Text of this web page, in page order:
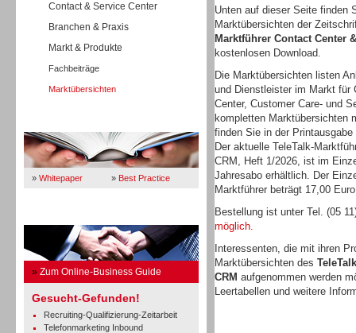
Contact & Service Center
Branchen & Praxis
Markt & Produkte
Fachbeiträge
Marktübersichten
» Whitepaper » Best Practice
» Zum Online-Business Guide
Gesucht-Gefunden!
Recruiting-Qualifizierung-Zeitarbeit
Telefonmarketing Inbound
Unten auf dieser Seite finden
Marktübersichten der
Marktführer Contact Center
kostenlosen Download.
Die Marktübersichten listen
und Dienstleister im Markt für
Center, Customer Care- und
kompletten Marktübersichten
finden Sie in der
Der aktuelle TeleTalk-
CRM, Heft 1/2026, ist im
Jahresabo erhältlich. Der
Marktführer beträgt 17,00
Bestellung ist unter Tel. (05
möglich.
Interessenten, die mit ihren
Marktübersichten des
CRM aufgenommen werden
Leertabellen und weitere